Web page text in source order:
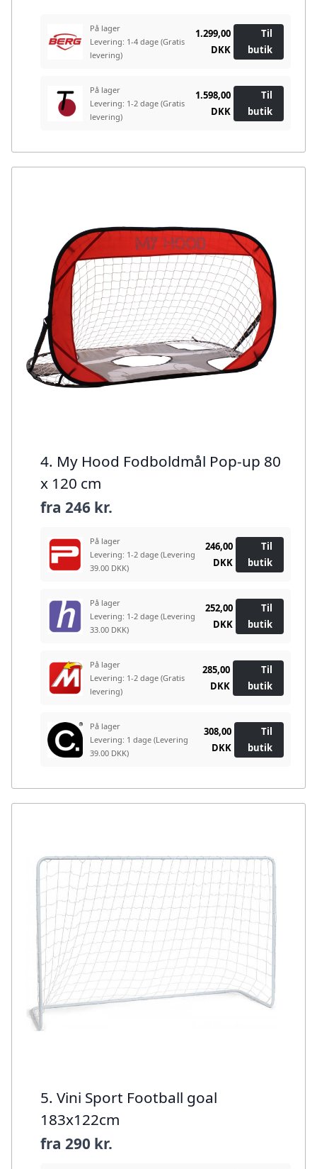
På lager
Levering: 1-4 dage (Gratis
levering)
1.299,00
DKK
Til
butik
På lager
Levering: 1-2 dage (Gratis
levering)
1.598,00
DKK
Til
butik
4. My Hood Fodboldmål Pop-up 80
x 120 cm
fra 246 kr.
På lager
Levering: 1-2 dage (Levering
39.00 DKK)
246,00
DKK
Til
butik
På lager
Levering: 1-2 dage (Levering
33.00 DKK)
252,00
DKK
Til
butik
På lager
Levering: 1-2 dage (Gratis
levering)
285,00
DKK
Til
butik
På lager
Levering: 1 dage (Levering
39.00 DKK)
308,00
DKK
Til
butik
5. Vini Sport Football goal
183x122cm
fra 290 kr.